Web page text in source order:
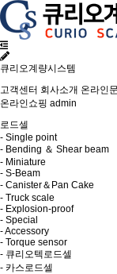
큐리오계량시스템
고객센터 회사소개 온라인
온라인쇼핑 admin
로드셀
- Single point
- Bending ＆ Shear beam
- Miniature
- S-Beam
- Canister＆Pan Cake
- Truck scale
- Explosion-proof
- Special
- Accessory
- Torque sensor
- 큐리오텍로드셀
- 카스로드셀